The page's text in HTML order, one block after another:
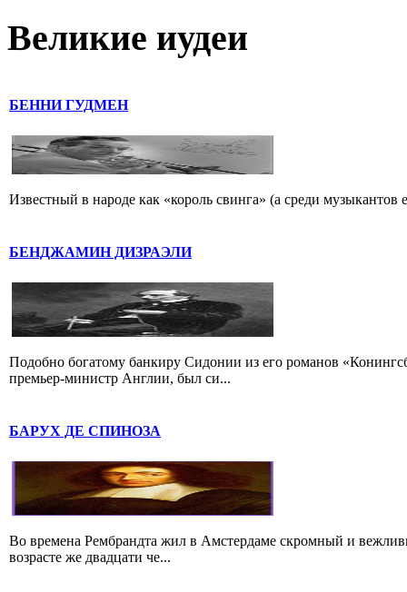
Великие иудеи
БЕННИ ГУДМЕН
Известный в народе как «король свинга» (а среди
БЕНДЖАМИН ДИЗРАЭЛИ
Подобно богатому банкиру Сидонии из его романов
премьер-министр Англии, был си...
БАРУХ ДЕ СПИНОЗА
Во времена Рембрандта жил в Амстердаме скромный и
возрасте же двадцати че...